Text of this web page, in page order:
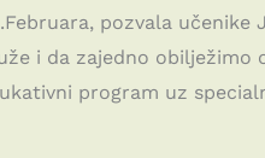
pozvala učenike
i da zajedno obilježimo
program uz